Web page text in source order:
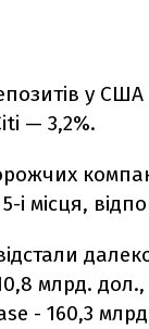
у
— 3,2%.
і місця,
млрд.
- 160,3